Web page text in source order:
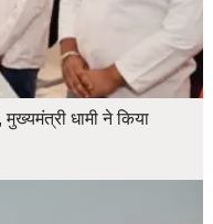
मुख्यमंत्री धामी ने किया